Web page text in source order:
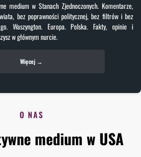
medium w Stanach Zjednoczonych. Komentarze,
bez poprawności politycznej, bez filtrów i bez
Waszyngton. Europa. Polska. Fakty, opinie i
w głównym nurcie.
Więcej →
O NAS
medium w USA